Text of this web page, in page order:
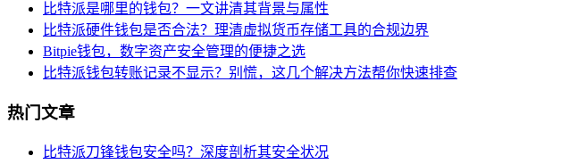
比特派是哪里的钱包？一文讲清其背景与属性
比特派硬件钱包是否合法？理清虚拟货币存储工具的合规边界
Bitpie钱包，数字资产安全管理的便捷之选
比特派钱包转账记录不显示？别慌，这几个解决方法帮你快速排查
热门文章
比特派刀锋钱包安全吗？深度剖析其安全状况